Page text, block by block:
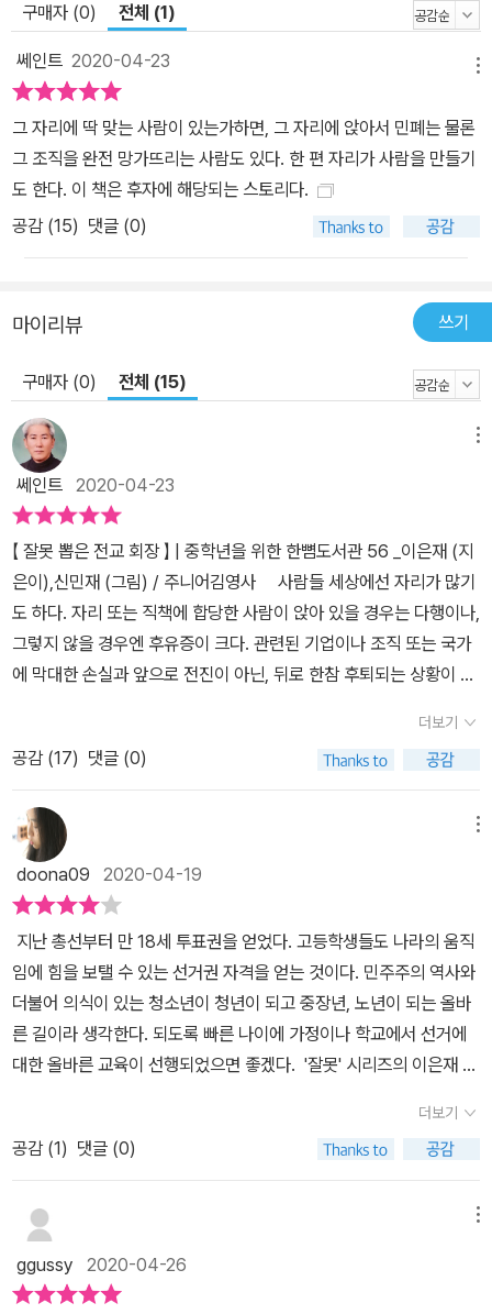
구매자 (0) 전체 (1)
쎄인트 2020-04-23
그 자리에 딱 맞는 사람이 있는가하면, 그 자리에 앉아서 민폐는 물론
그 조직을 완전 망가뜨리는 사람도 있다. 한 편 자리가 사람을 만들기
도 한다. 이 책은 후자에 해당되는 스토리다.
공감 (15) 댓글 (0)
마이리뷰 쓰기
구매자 (0) 전체 (15)
쎄인트 2020-04-23
【 잘못 뽑은 전교 회장 】 | 중학년을 위한 한뼘도서관 56 _이은재 (지
은이),신민재 (그림) / 주니어김영사 사람들 세상에선 자리가 많기
도 하다. 자리 또는 직책에 합당한 사람이 앉아 있을 경우는 다행이나,
그렇지 않을 경우엔 후유증이 크다. 관련된 기업이나 조직 또는 국가
에 막대한 손실과 앞으로 전진이 아닌, 뒤로 한참 후퇴되는 상황이 올
사람이 저 자리에 앉아 있을까 했지만, 시간이 지나면서 사람들의 선
입견을 지우고 기대 이상으로 일을 잘 처리하는 사람들도 있다. 이
책의 제목 「잘못 뽑은 전교회장」은 어떨까? 진짜 잘못 뽑았나? 그럼
큰일인데...이 책의 주인공 금동기는 자타가 공인하는 천덕꾸러기이
다. 그럼에도 불구하고 동기의 마음속 꿈은 원대하다. 그러나 꿈과 현
실은 따로 논다. “내가 꿈꾸는 삶은 이런 게 아니었다. 나는 넘치는 끼
와 재치로 친구들의 마음을 휘어잡고 승승장구해서 작은 거인 아저씨
처럼 우리나라 최고의 코미디언으로 성공하는 꿈을 키워왔다. 그런
다음엔 온 국민의 마음까지 사로잡아 대통령이 되는 게 최종 목표였
다.” 초등 3,4,5학년 내리 반장이 되고 싶었지만, 6학년 1학기 반장
선거에서도 미끄러진 후 마음속으로 하는 말이다. 그나마 다행인 것
은, 학교에서는 물론 아빠 엄마조차도 동기의 원대한 꿈을 뜬구름으
로 생각하고 있는데, 같은 반 친구 산호라는 든든한 지지자가 있다는
서 ‘능력도 있고, 끼도 있는 확실한 전교회장이 뽑혀야겠습니다.”라는
방송 조회 중 교장 선생님의 말씀을 듣고 정신이 번쩍 들었다. 금동은
전교회장이 되는 것에 올인하기로 한다. 학교, 금동의 집 모두의 예
더보기
공감 (17) 댓글 (0)
doona09 2020-04-19
지난 총선부터 만 18세 투표권을 얻었다. 고등학생들도 나라의 움직
임에 힘을 보탤 수 있는 선거권 자격을 얻는 것이다. 민주주의 역사와
더불어 의식이 있는 청소년이 청년이 되고 중장년, 노년이 되는 올바
른 길이라 생각한다. 되도록 빠른 나이에 가정이나 학교에서 선거에
대한 올바른 교육이 선행되었으면 좋겠다. '잘못' 시리즈의 이은재 작
의 자질에 대한 재미있는 그림동화다. 초등학교 교과서에 수록된 《잘
못 뽑은 반장》을 비롯해 '잘못'시리즈는 어린이뿐만 아니라 어른들에
게도 사랑받는 베스트셀러다. 이번 신작은 어린이 선거라는 주제를
통해 아이들에게는 책임감을 심어주고, 어른들도 공감할 내용을 유쾌
하게 풀어 내고 있다. 제목의 '잘못'은 주인공 금동기를 변화시키는
촉매제다 된다. 학교 최고의 스타를 꿈꾸는 김동기는 매번 반장선거
더보기
공감 (1) 댓글 (0)
ggussy 2020-04-26